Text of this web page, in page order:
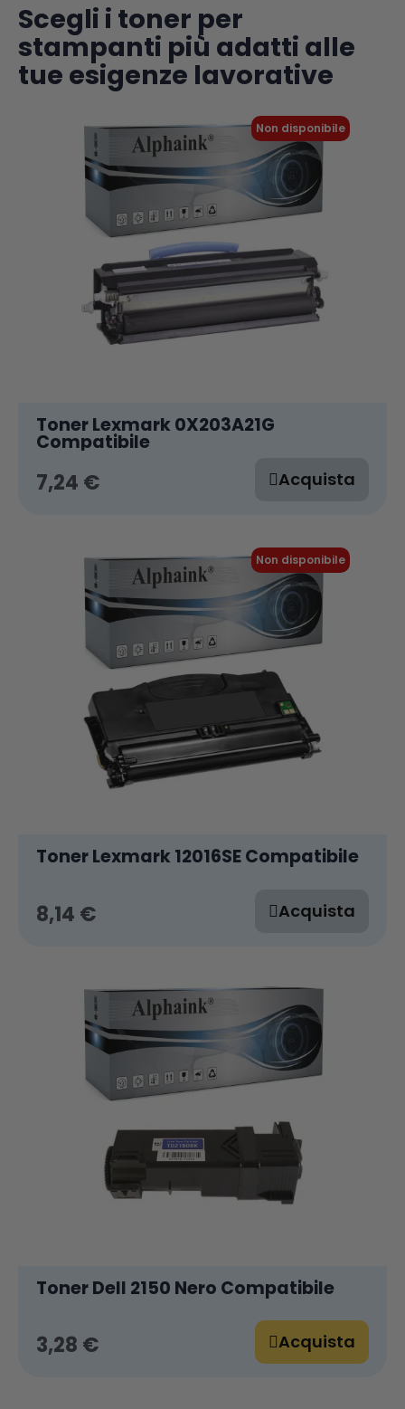
Scegli i toner per
stampanti più adatti alle
tue esigenze lavorative
Non disponibile
Toner Lexmark 0X203A21G
Compatibile
7,24 € Acquista
Non disponibile
Toner Lexmark 12016SE Compatibile
8,14 € Acquista
Toner Dell 2150 Nero Compatibile
3,28 € Acquista